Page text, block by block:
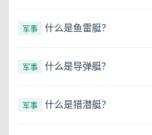
军事 什么是鱼雷艇？
军事 什么是导弹艇？
军事 什么是猎潜艇？